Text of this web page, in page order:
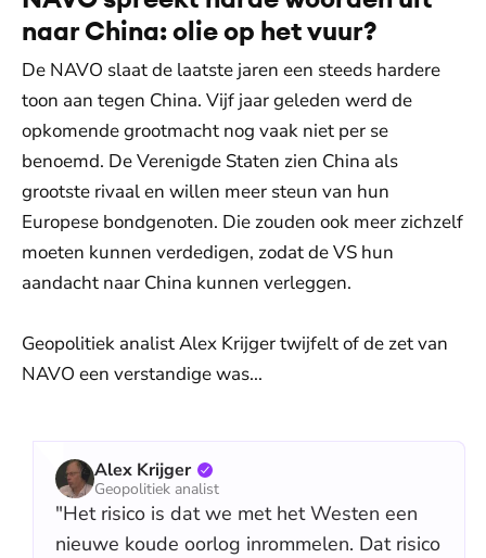
naar China: olie op het vuur?
De NAVO slaat de laatste jaren een steeds hardere
toon aan tegen China. Vijf jaar geleden werd de
opkomende grootmacht nog vaak niet per se
benoemd. De Verenigde Staten zien China als
grootste rivaal en willen meer steun van hun
Europese bondgenoten. Die zouden ook meer zichzelf
moeten kunnen verdedigen, zodat de VS hun
aandacht naar China kunnen verleggen.
Geopolitiek analist Alex Krijger twijfelt of de zet van
NAVO een verstandige was...
Alex Krijger
Geopolitiek analist
"Het risico is dat we met het Westen een
nieuwe koude oorlog inrommelen. Dat risico